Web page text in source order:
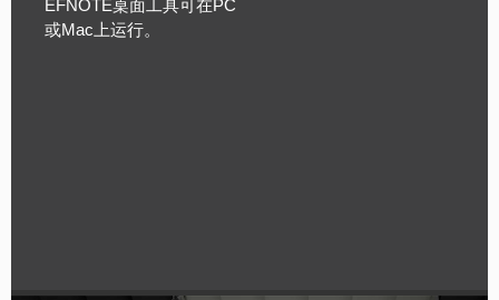
EFNOTE桌面工具可在PC
或Mac上运行。